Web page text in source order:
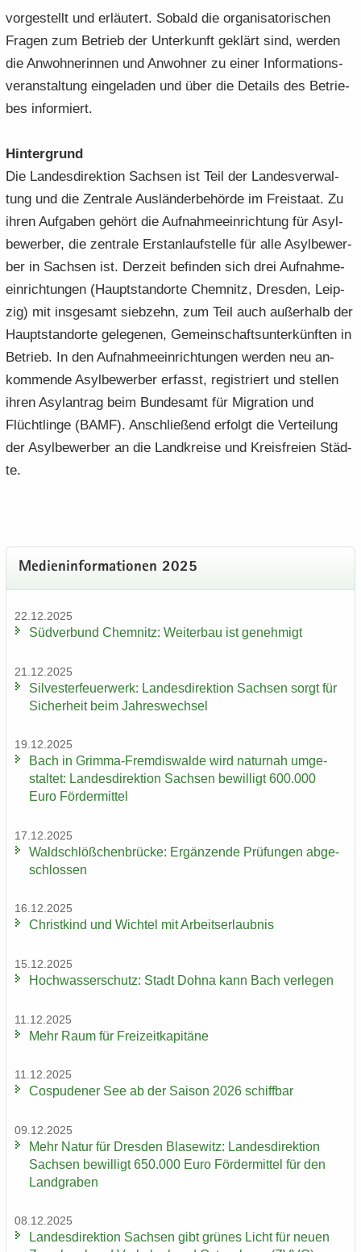
vor­ge­stellt und er­läu­tert. So­bald die or­ga­ni­sa­to­ri­schen
Fra­gen zum Be­trieb der Un­ter­kunft ge­klärt sind, wer­den
die An­woh­ne­rin­nen und An­woh­ner zu einer In­for­ma­ti­ons­
ver­an­stal­tung ein­ge­la­den und über die De­tails des Be­trie­
bes in­for­miert.
Hin­ter­grund
Die Lan­des­di­rek­ti­on Sach­sen ist Teil der Lan­des­ver­wal­
tung und die Zen­tra­le Aus­län­der­be­hör­de im Frei­staat. Zu
ihren Auf­ga­ben ge­hört die Auf­nah­me­ein­rich­tung für Asyl­
be­wer­ber, die zen­tra­le Er­st­an­lauf­stel­le für alle Asyl­be­wer­
ber in Sach­sen ist. Der­zeit be­fin­den sich drei Auf­nah­me­
ein­rich­tun­gen (Haupt­stand­or­te Chem­nitz, Dres­den, Leip­
zig) mit ins­ge­samt sieb­zehn, zum Teil auch au­ßer­halb der
Haupt­stand­or­te ge­le­ge­nen, Ge­mein­schafts­un­ter­künf­ten in
Be­trieb. In den Auf­nah­me­ein­rich­tun­gen wer­den neu an­
kom­men­de Asyl­be­wer­ber er­fasst, re­gis­triert und stel­len
ihren Asyl­an­trag beim Bun­des­amt für Mi­gra­ti­on und
Flücht­lin­ge (BAMF). An­schlie­ßend er­folgt die Ver­tei­lung
der Asyl­be­wer­ber an die Land­krei­se und Kreis­frei­en Städ­
te.
Me­di­en­in­for­ma­tio­nen 2025
22.12.2025
Süd­ver­bund Chem­nitz: Wei­ter­bau ist ge­neh­migt
21.12.2025
Sil­ves­ter­feu­er­werk: Lan­des­di­rek­ti­on Sach­sen sorgt für
Si­cher­heit beim Jah­res­wech­sel
19.12.2025
Bach in Grimma-​Fremdiswalde wird na­tur­nah um­ge­
stal­tet: Lan­des­di­rek­ti­on Sach­sen be­wil­ligt 600.000
Euro För­der­mit­tel
17.12.2025
Wald­schlöß­chen­brü­cke: Er­gän­zen­de Prü­fun­gen ab­ge­
schlos­sen
16.12.2025
Christ­kind und Wich­tel mit Ar­beits­er­laub­nis
15.12.2025
Hoch­was­ser­schutz: Stadt Dohna kann Bach ver­le­gen
11.12.2025
Mehr Raum für Frei­zeit­ka­pi­tä­ne
11.12.2025
Cos­pu­de­ner See ab der Sai­son 2026 schiff­bar
09.12.2025
Mehr Natur für Dres­den Bla­se­witz: Lan­des­di­rek­ti­on
Sach­sen be­wil­ligt 650.000 Euro För­der­mit­tel für den
Land­gra­ben
08.12.2025
Lan­des­di­rek­ti­on Sach­sen gibt grü­nes Licht für neuen